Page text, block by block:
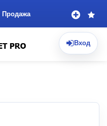
Продажа
Вход